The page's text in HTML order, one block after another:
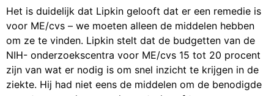
Het is duidelijk dat Lipkin gelooft dat er een remedie is
voor ME/cvs – we moeten alleen de middelen hebben
om ze te vinden. Lipkin stelt dat de budgetten van de
NIH- onderzoekscentra voor ME/cvs 15 tot 20 procent
zijn van wat er nodig is om snel inzicht te krijgen in de
ziekte. Hij had niet eens de middelen om de benodigde